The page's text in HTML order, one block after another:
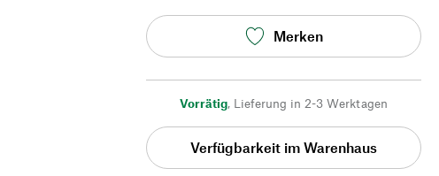
Merken
Vorrätig, Lieferung in 2-3 Werktagen
Verfügbarkeit im Warenhaus